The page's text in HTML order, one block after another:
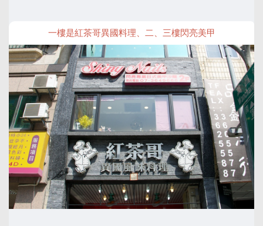
一樓是紅茶哥異國料理、二、三樓閃亮美甲